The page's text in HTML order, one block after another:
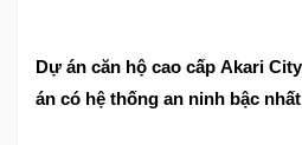
Dự án căn hộ cao cấp Akari City Bình Tân Bình Tân dự
án có hệ thống an ninh bậc nhất